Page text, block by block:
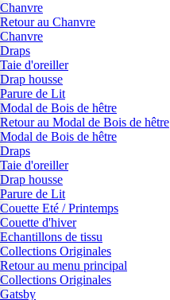
Chanvre
Retour au Chanvre
Chanvre
Draps
Taie d'oreiller
Drap housse
Parure de Lit
Modal de Bois de hêtre
Retour au Modal de Bois de hêtre
Modal de Bois de hêtre
Draps
Taie d'oreiller
Drap housse
Parure de Lit
Couette Eté / Printemps
Couette d'hiver
Echantillons de tissu
Collections Originales
Retour au menu principal
Collections Originales
Gatsby